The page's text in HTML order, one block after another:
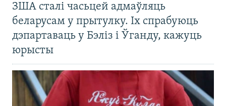
ЗША сталі часьцей адмаўляць
беларусам у прытулку. Іх спрабуюць
дэпартаваць у Бэліз і Ўганду, кажуць
юрысты